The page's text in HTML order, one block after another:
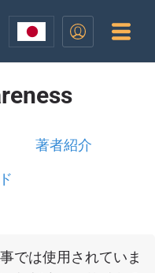
著者紹介